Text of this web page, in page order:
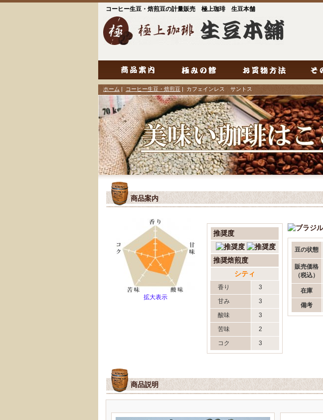
コーヒー生豆・焙煎豆の計量販売 極上珈琲 生豆本舗
ホーム | コーヒー生豆・焙煎豆 | カフェインレス サントス
商品案内
拡大表示
豆の状態
販売価格
（税込）
在庫
備考
推奨度
推奨焙煎度
シティ
香り
3
甘み
3
酸味
3
苦味
2
コク
3
商品説明